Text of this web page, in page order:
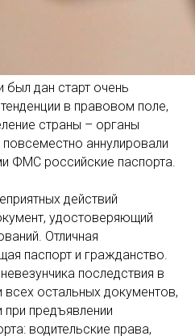
дан старт очень
в правовом поле,
страны – органы
аннулировали
ФМС российские паспорта.
действий
удостоверяющий
Отличная
паспорт и гражданство.
последствия в
всех остальных документов,
предъявлении
водительские права,